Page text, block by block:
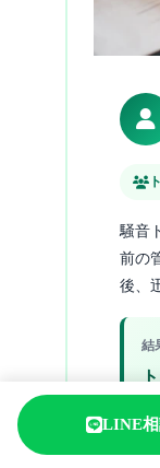
騒音
前の
後、
結
LINE
LINE相談